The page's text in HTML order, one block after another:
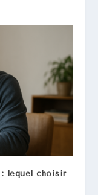
lequel choisir